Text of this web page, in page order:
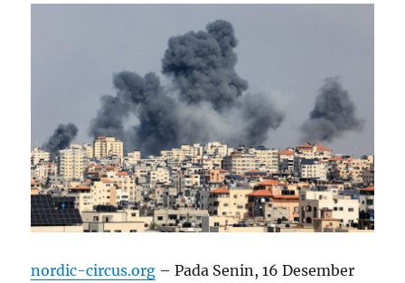
nordic-circus.org – Pada Senin, 16 Desember